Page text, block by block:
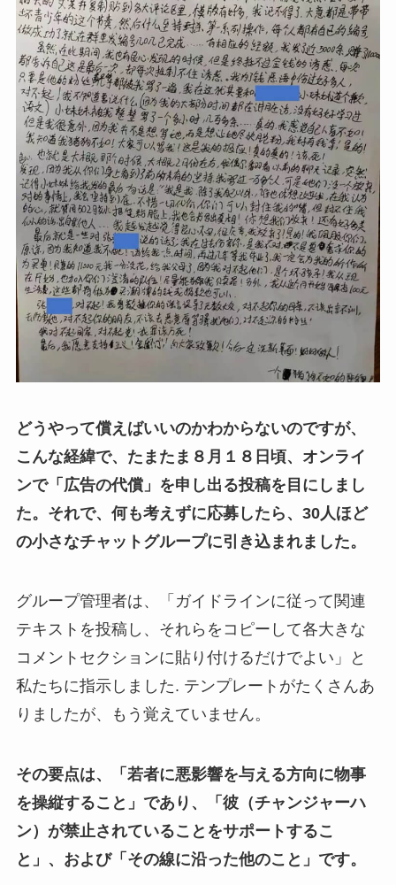
どうやって償えばいいのかわからないのですが、
こんな経緯で、たまたま８月１８日頃、オンライ
ンで「広告の代償」を申し出る投稿を目にしまし
た。それで、何も考えずに応募したら、30人ほど
の小さなチャットグループに引き込まれました。
グループ管理者は、「ガイドラインに従って関連
テキストを投稿し、それらをコピーして各大きな
コメントセクションに貼り付けるだけでよい」と
私たちに指示しました. テンプレートがたくさんあ
りましたが、もう覚えていません。
その要点は、「若者に悪影響を与える方向に物事
を操縦すること」であり、「彼（チャンジャーハ
ン）が禁止されていることをサポートするこ
と」、および「その線に沿った他のこと」です。